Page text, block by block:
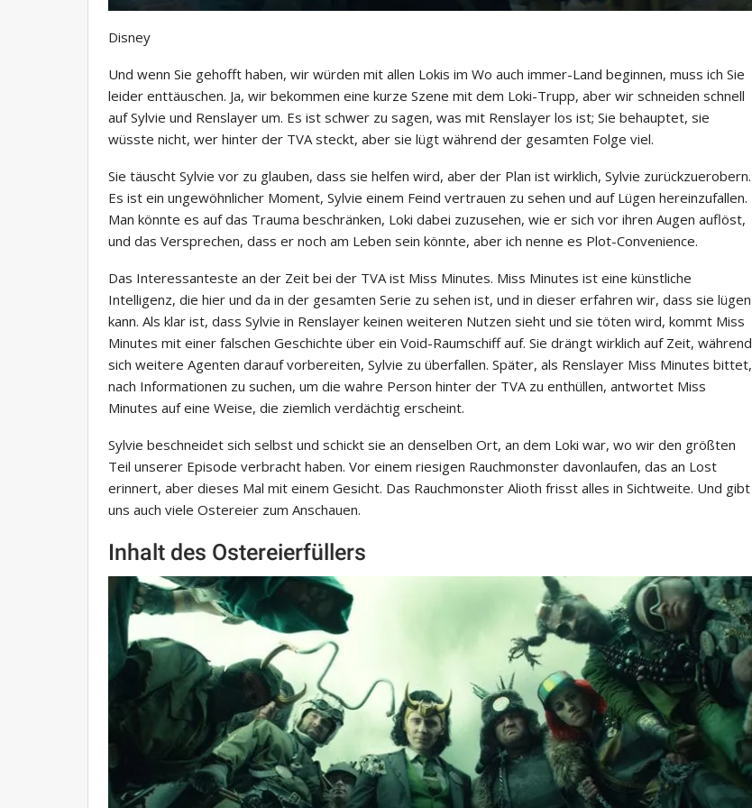
Disney
Und wenn Sie gehofft haben, wir würden mit allen Lokis im Wo auch immer-Land beginnen, muss ich Sie
leider enttäuschen. Ja, wir bekommen eine kurze Szene mit dem Loki-Trupp, aber wir schneiden schnell
auf Sylvie und Renslayer um. Es ist schwer zu sagen, was mit Renslayer los ist; Sie behauptet, sie
wüsste nicht, wer hinter der TVA steckt, aber sie lügt während der gesamten Folge viel.
Sie täuscht Sylvie vor zu glauben, dass sie helfen wird, aber der Plan ist wirklich, Sylvie zurückzuerobern.
Es ist ein ungewöhnlicher Moment, Sylvie einem Feind vertrauen zu sehen und auf Lügen hereinzufallen.
Man könnte es auf das Trauma beschränken, Loki dabei zuzusehen, wie er sich vor ihren Augen auflöst,
und das Versprechen, dass er noch am Leben sein könnte, aber ich nenne es Plot-Convenience.
Das Interessanteste an der Zeit bei der TVA ist Miss Minutes. Miss Minutes ist eine künstliche
Intelligenz, die hier und da in der gesamten Serie zu sehen ist, und in dieser erfahren wir, dass sie lügen
kann. Als klar ist, dass Sylvie in Renslayer keinen weiteren Nutzen sieht und sie töten wird, kommt Miss
Minutes mit einer falschen Geschichte über ein Void-Raumschiff auf. Sie drängt wirklich auf Zeit, während
sich weitere Agenten darauf vorbereiten, Sylvie zu überfallen. Später, als Renslayer Miss Minutes bittet,
nach Informationen zu suchen, um die wahre Person hinter der TVA zu enthüllen, antwortet Miss
Minutes auf eine Weise, die ziemlich verdächtig erscheint.
Sylvie beschneidet sich selbst und schickt sie an denselben Ort, an dem Loki war, wo wir den größten
Teil unserer Episode verbracht haben. Vor einem riesigen Rauchmonster davonlaufen, das an Lost
erinnert, aber dieses Mal mit einem Gesicht. Das Rauchmonster Alioth frisst alles in Sichtweite. Und gibt
uns auch viele Ostereier zum Anschauen.
Inhalt des Ostereierfüllers